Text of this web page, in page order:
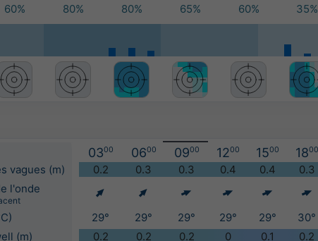
60% 80% 80% 65% 60% 35%
0300 0600 0900 1200 1500 1800
vagues (m) 0.2 0.3 0.3 0.4 0.4 0.3
l'onde
29° 29° 29° 29° 29° 30°
(m)
0.2 0.2 0.2 0 0.1 0.2